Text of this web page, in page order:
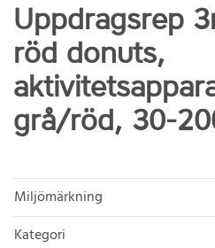
Uppdragsrep
röd donuts,
grå/röd, 30-
Miljömärkning
Kategori